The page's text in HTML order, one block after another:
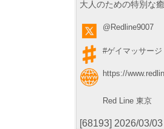
大人のための特別な
@Redline9007
#ゲイマッサージ
https://
Red Line 東京
[68193] 2026/03/